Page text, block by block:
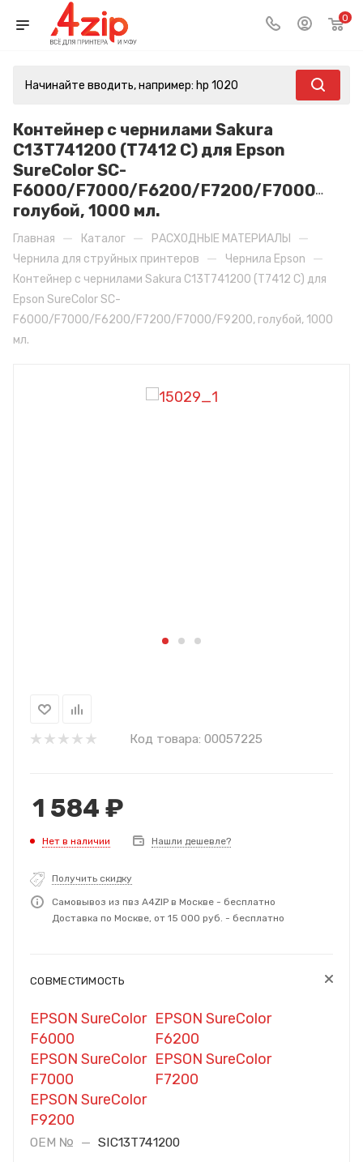
0
Контейнер с чернилами Sakura
C13T741200 (T7412 C) для Epson
SureColor SC-
F6000/F7000/F6200/F7200/F7000/
голубой, 1000 мл.
Главная — Каталог — РАСХОДНЫЕ МАТЕРИАЛЫ —
Чернила для струйных принтеров — Чернила Epson —
Контейнер с чернилами Sakura C13T741200 (T7412 C) для
Epson SureColor SC-
F6000/F7000/F6200/F7200/F7000/F9200, голубой, 1000
мл.
Код товара: 00057225
1 584 ₽
Нет в наличии Нашли дешевле?
Получить скидку
Самовывоз из пвз A4ZIP в Москве - бесплатно
Доставка по Москве, от 15 000 руб. - бесплатно
СОВМЕСТИМОСТЬ
EPSON SureColor
F6000
EPSON SureColor
F6200
EPSON SureColor
F7000
EPSON SureColor
F7200
EPSON SureColor
F9200
OEM № — SIC13T741200